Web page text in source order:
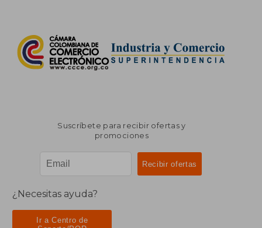
Suscríbete para recibir ofertas y
promociones
¿Necesitas ayuda?
Ir a Centro de